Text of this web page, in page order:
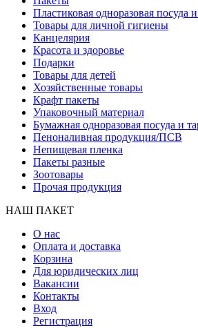
Пластиковая одноразовая посуда и
Товары для личной гигиены
Канцелярия
Красота и здоровье
Подарки
Товары для детей
Хозяйственные товары
Крафт пакеты
Упаковочный материал
Бумажная одноразовая посуда и
Пеноналивная продукция/ПСВ
Непищевая пленка
Пакеты разные
Зоотовары
Прочая продукция
НАШ ПАКЕТ
О нас
Оплата и доставка
Корзина
Для юридических лиц
Вакансии
Контакты
Вход
Регистрация